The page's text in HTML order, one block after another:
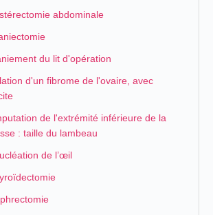
abdominale
du lit d'opération
d'un fibrome de l'ovaire, avec
de l'extrémité inférieure de la
: taille du lambeau
de l’œil